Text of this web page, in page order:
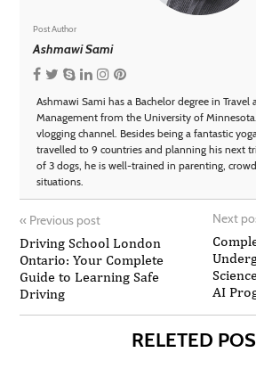
Post Author
Ashmawi Sami
Ashmawi Sami has a Bachelor degree in Travel
Management from the University of
vlogging channel. Besides being a fantastic
travelled to 9 countries and planning his next
of 3 dogs, he is well-trained in parenting,
situations.
« Previous post
Driving School London
Ontario: Your Complete
Guide to Learning Safe
Driving
Next
AI
RELETED